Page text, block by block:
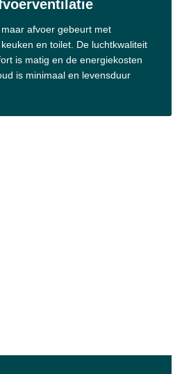
afvoer gebeurt met
en toilet. De luchtkwaliteit
is matig en de energiekosten
is minimaal en levensduur